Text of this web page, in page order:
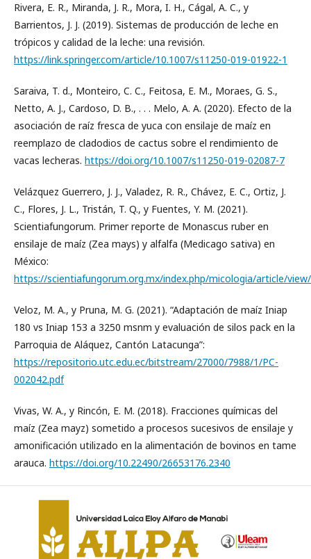
Rivera, E. R., Miranda, J. R., Mora, I. H., Cágal, A. C., y
Barrientos, J. J. (2019). Sistemas de producción de leche en
trópicos y calidad de la leche: una revisión.
https://link.springer.com/article/10.1007/s11250-019-01922-1
Saraiva, T. d., Monteiro, C. C., Feitosa, E. M., Moraes, G. S.,
Netto, A. J., Cardoso, D. B., . . . Melo, A. A. (2020). Efecto de la
asociación de raíz fresca de yuca con ensilaje de maíz en
reemplazo de cladodios de cactus sobre el rendimiento de
vacas lecheras. https://doi.org/10.1007/s11250-019-02087-7
Velázquez Guerrero, J. J., Valadez, R. R., Chávez, E. C., Ortiz, J.
C., Flores, J. L., Tristán, T. Q., y Fuentes, Y. M. (2021).
Scientiafungorum. Primer reporte de Monascus ruber en
ensilaje de maíz (Zea mays) y alfalfa (Medicago sativa) en
México:
https://scientiafungorum.org.mx/index.php/micologia/article/
Veloz, M. A., y Pruna, M. G. (2021). “Adaptación de maíz Iniap
180 vs Iniap 153 a 3250 msnm y evaluación de silos pack en la
Parroquia de Aláquez, Cantón Latacunga”:
https://repositorio.utc.edu.ec/bitstream/27000/7988/1/PC-
002042.pdf
Vivas, W. A., y Rincón, E. M. (2018). Fracciones químicas del
maíz (Zea mayz) sometido a procesos sucesivos de ensilaje y
amonificación utilizado en la alimentación de bovinos en tame
arauca. https://doi.org/10.22490/26653176.2340